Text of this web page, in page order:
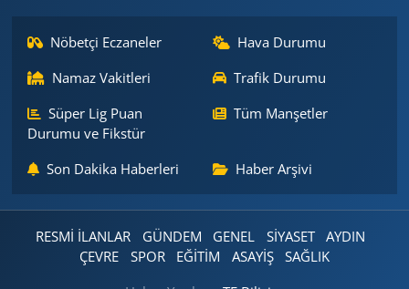
Nöbetçi Eczaneler
Hava Durumu
Namaz Vakitleri
Trafik Durumu
Süper Lig Puan
Durumu ve Fikstür
Tüm Manşetler
Son Dakika Haberleri Haber Arşivi
RESMİ İLANLAR GÜNDEM GENEL SİYASET
AYDIN
ÇEVRE
SPOR EĞİTİM ASAYİŞ
SAĞLIK